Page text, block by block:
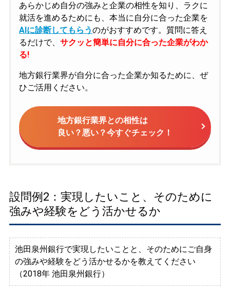
あらかじめ自分の強みと企業の相性を知り、ラクに
就活を進めるためにも、本当に自分に合った企業を
AIに診断してもらうのがおすすめです。質問に答え
るだけで、 サクッと簡単に自分に合った企業がわか
る!
地方銀行業界が自分に合った企業か知るために、ぜ
ひご活用ください。
地方銀行業界との相性は
良い？悪い？今すぐチェック！
設問例2：実現したいこと、そのために
強みや経験をどう活かせるか
池田泉州銀行で実現したいことと、そのためにご自身
の強みや経験をどう活かせるかを教えてください
（2018年 池田泉州銀行）